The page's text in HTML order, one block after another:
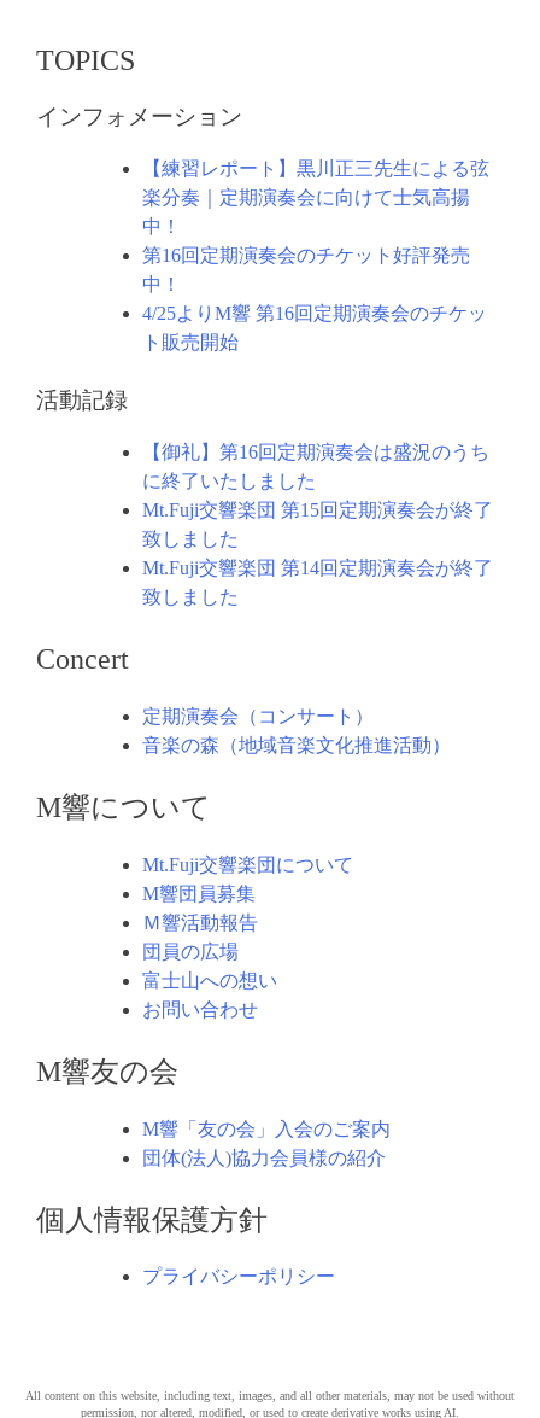
ョ
ン
TOPICS
インフォメーション
【練習レポート】黒川正三先生による弦
楽分奏｜定期演奏会に向けて士気高揚
中！
第16回定期演奏会のチケット好評発売
中！
4/25よりM響 第16回定期演奏会のチケッ
ト販売開始
活動記録
【御礼】第16回定期演奏会は盛況のうち
に終了いたしました
Mt.Fuji交響楽団 第15回定期演奏会が終了
致しました
Mt.Fuji交響楽団 第14回定期演奏会が終了
致しました
Concert
定期演奏会（コンサート）
音楽の森（地域音楽文化推進活動）
M響について
Mt.Fuji交響楽団について
M響団員募集
Ｍ響活動報告
団員の広場
富士山への想い
お問い合わせ
M響友の会
M響「友の会」入会のご案内
団体(法人)協力会員様の紹介
個人情報保護方針
プライバシーポリシー
All content on this website, including text, images, and all other materials, may not be used without
permission, nor altered, modified, or used to create derivative works using AI.